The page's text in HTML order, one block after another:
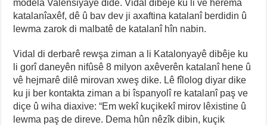
modela Valensiyayê dide. Vidal dibêje ku li vê herêma
katalanîaxêf, dê û bav dev ji axaftina katalanî berdidin û
lewma zarok di malbatê de katalanî hîn nabin.
Vidal di derbarê rewşa ziman a li Katalonyayê dibêje ku
li gorî daneyên nifûsê 8 milyon axêverên katalanî hene û
vê hejmarê dilê mirovan xweş dike. Lê fîlolog diyar dike
ku ji ber kontakta ziman a bi îspanyolî re katalanî paş ve
diçe û wiha diaxive: “Em wekî kuçikekî mirov lêxistine û
lewma paş de direve. Dema hûn nêzîk dibin, kuçik